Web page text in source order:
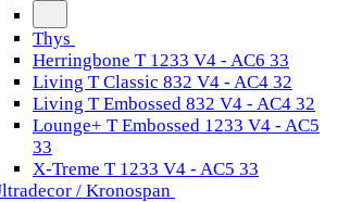
Thys
Herringbone T 1233 V4 - AC6 33
Living T Classic 832 V4 - AC4 32
Living T Embossed 832 V4 - AC4 32
Lounge+ T Embossed 1233 V4 - AC5
33
X-Treme T 1233 V4 - AC5 33
/ Kronospan